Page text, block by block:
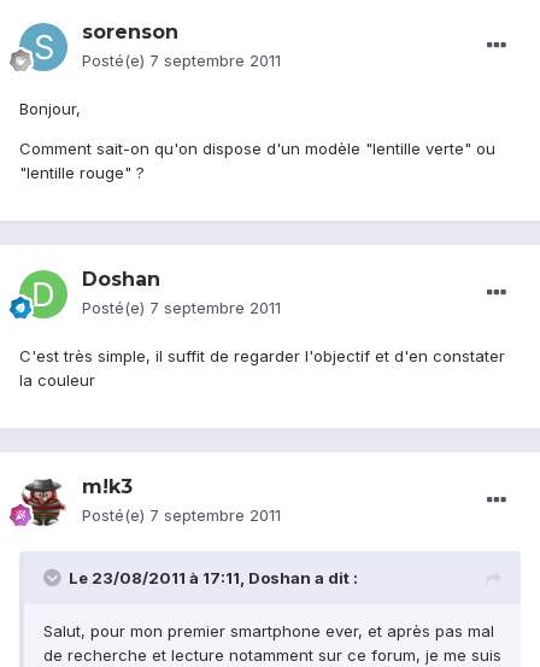
sorenson
Posté(e) 7 septembre 2011
Bonjour,
Comment sait-on qu'on dispose d'un modèle "lentille verte" ou
"lentille rouge" ?
Doshan
Posté(e) 7 septembre 2011
C'est très simple, il suffit de regarder l'objectif et d'en constater
la couleur
m!k3
Posté(e) 7 septembre 2011
Le 23/08/2011 à 17:11, Doshan a dit :
Salut, pour mon premier smartphone ever, et après pas mal
de recherche et lecture notamment sur ce forum, je me suis